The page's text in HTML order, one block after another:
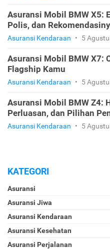
Asuransi Mobil BMW X5:
Polis, dan
Asuransi Kendaraan • 5
Asuransi Mobil BMW X7:
Flagship Kamu
Asuransi Kendaraan • 5
Asuransi Mobil BMW Z4:
Perluasan, dan Pilihan
Asuransi Kendaraan • 5
KATEGORI
Asuransi
Asuransi Jiwa
Asuransi Kendaraan
Asuransi Kesehatan
Asuransi Perjalanan